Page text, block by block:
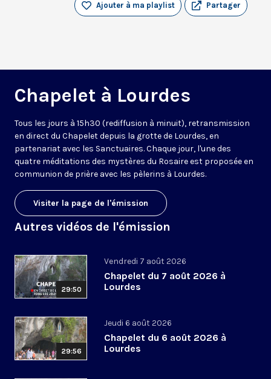
Partager
Ajouter à ma playlist
Chapelet à Lourdes
Tous les jours à 15h30 (rediffusion à minuit), retransmission
en direct du Chapelet depuis la grotte de Lourdes, en
partenariat avec les Sanctuaires. Chaque jour, l'une des
quatre méditations des mystères du Rosaire est proposée en
communion de prière avec les pèlerins à Lourdes.
Visiter la page de l'émission
Autres vidéos de l'émission
29:50
Vendredi 7 août 2026
Chapelet du 7 août 2026 à
Lourdes
29:56
Jeudi 6 août 2026
Chapelet du 6 août 2026 à
Lourdes